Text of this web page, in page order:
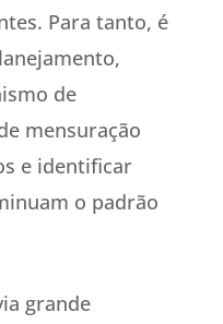
Para tanto, é
de
mensuração
e identificar
o padrão
grande